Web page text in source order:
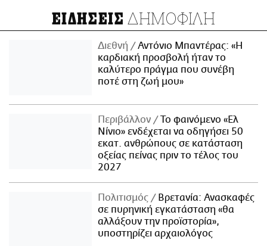
ΕΙΔΗΣΕΙΣ ΔΗΜΟΦΙΛΗ
Διεθνή
Αντόνιο Μπαντέρας: «Η
καρδιακή προσβολή ήταν το
καλύτερο πράγμα που συνέβη
ποτέ στη ζωή μου»
Περιβάλλον
Το φαινόμενο «Ελ
Νίνιο» ενδέχεται να οδηγήσει 50
εκατ. ανθρώπους σε κατάσταση
οξείας πείνας πριν το τέλος του
2027
Πολιτισμός
Βρετανία: Ανασκαφές
σε πυρηνική εγκατάσταση «θα
αλλάξουν την προϊστορία»,
υποστηρίζει αρχαιολόγος